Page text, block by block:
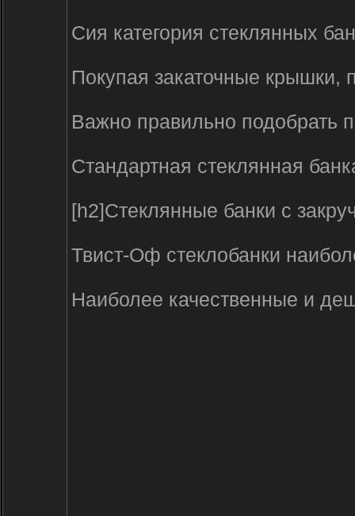
Сия категория стеклянных
Покупая закаточные крышки,
Важно правильно подобрать
Стандартная стеклянная
[h2]Стеклянные банки с
Твист-Оф стеклобанки
Наиболее качественные и